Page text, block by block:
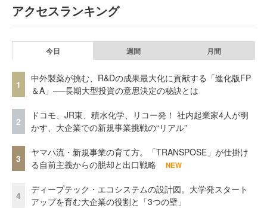
アクセスランキング
今日 週間 月間
1
中外製薬が挑む、R&Dの成果最大化に貢献する「進化版FP
＆A」──長期大型投資の意思決定の秘訣とは
2
ドコモ、JR東、積水化学、リコー発！ 社内起業家4人が明
かす、大企業での新規事業挑戦の“リアル”
3
ヤマハ流・新規事業の育て方。「TRANSPOSE」が仕掛け
る自前主義からの脱却と出口戦略
NEW
4
ディープテック・エコシステムの設計図。大学発スタート
アップを育む大企業の役割と「3つの壁」